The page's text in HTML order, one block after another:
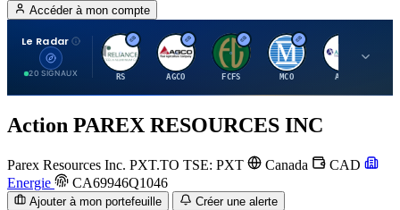
Accéder à mon compte
Le Radar
20 SIGNAUX
R
RS
A
AGCO
F
FCFS
M
MCO
A
AIT
Action PAREX RESOURCES INC
Parex Resources Inc. PXT.TO TSE: PXT Canada
CAD
Energie
CA69946Q1046
Ajouter à mon portefeuille Créer une alerte